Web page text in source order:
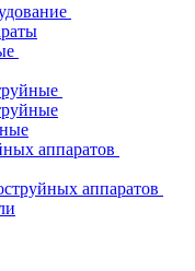
аппаратов
аппаратов